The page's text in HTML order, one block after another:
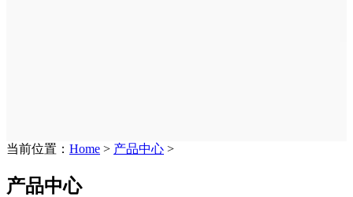
当前位置： Home > 产品中心 >
产品中心